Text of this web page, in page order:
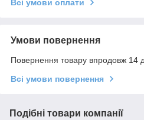
Всі умови оплати
Умови повернення
Повернення товару впродовж 14
Всі умови повернення
Подібні товари компанії